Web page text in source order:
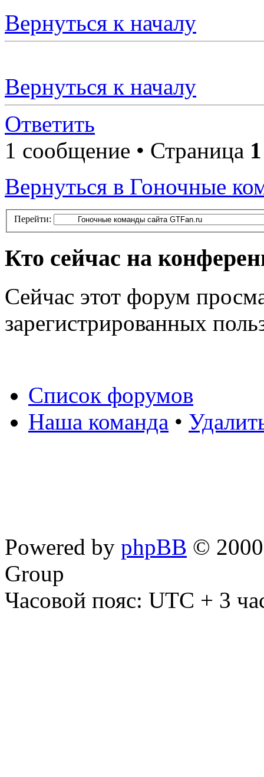
Вернуться к началу
Вернуться к началу
Ответить
1 сообщение • Страница 1
Вернуться в Гоночные
Перейти:
Кто сейчас на
Сейчас этот форум
зарегистрированных
Список форумов
Наша команда •
Powered by phpBB ©
Group
Часовой пояс: UTC + 3